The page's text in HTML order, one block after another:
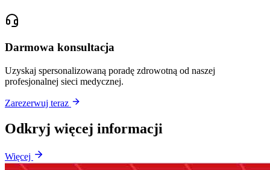
Darmowa konsultacja
Uzyskaj spersonalizowaną poradę zdrowotną od naszej
profesjonalnej sieci medycznej.
Zarezerwuj teraz
Odkryj więcej informacji
Więcej